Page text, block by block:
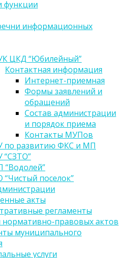
функции
информационных
ЦКД “Юбилейный”
Контактная информация
Интернет-приемная
Формы заявлений и
обращений
Состав администрации
и порядок приема
Контакты МУПов
по развитию ФКС и МП
“СЗТО”
“Водолей”
поселок”
акты
регламенты
правовых актов
муниципального
услуги